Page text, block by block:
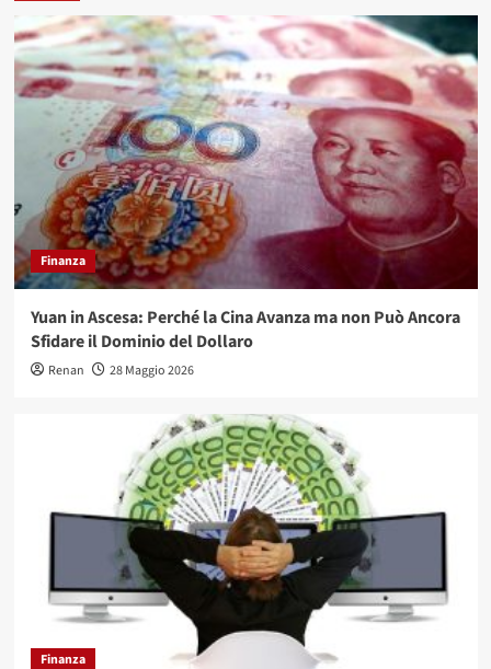
Finanza
Yuan in Ascesa: Perché la Cina Avanza ma non Può Ancora
Sfidare il Dominio del Dollaro
Renan 28 Maggio 2026
Finanza